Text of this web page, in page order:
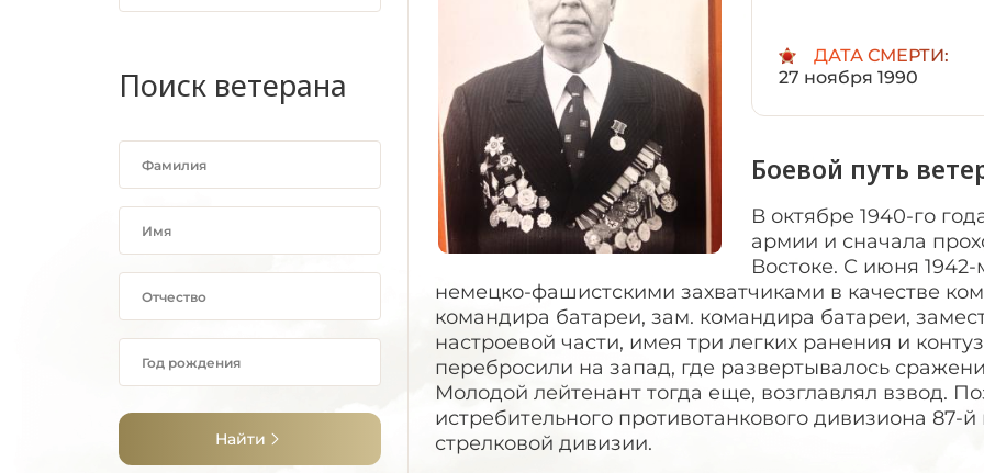
Поиск ветерана
Найти
ДАТА СМЕРТИ:
27 ноября 1990
Боевой путь
В октябре 1940-го
армии и сначала
Востоке. С июня 1942-
немецко-фашистскими захватчиками в качестве
командира батареи, зам. командира батареи,
настроевой части, имея три легких ранения и
перебросили на запад, где развертывалось
Молодой лейтенант тогда еще, возглавлял взвод.
истребительного противотанкового дивизиона 87-
стрелковой дивизии.